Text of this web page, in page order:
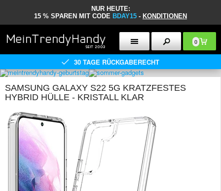
NUR HEUTE:
15 % SPAREN MIT CODE BDAY15 - KONDITIONEN
0
30 TAGE RÜCKGABERECHT
SAMSUNG GALAXY S22 5G KRATZFESTES
HYBRID HÜLLE - KRISTALL KLAR